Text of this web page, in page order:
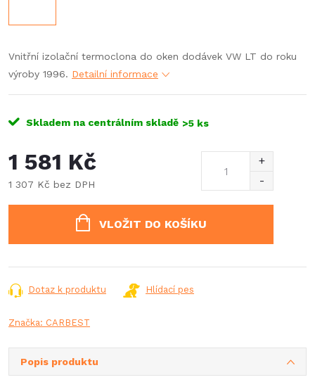
Vnitřní izolační termoclona do oken dodávek VW LT do roku
výroby 1996. Detailní informace
Skladem na centrálním skladě >5 ks
1 581 Kč
1 307 Kč bez DPH
VLOŽIT DO KOŠÍKU
Dotaz k produktu Hlídací pes
Značka: CARBEST
Popis produktu